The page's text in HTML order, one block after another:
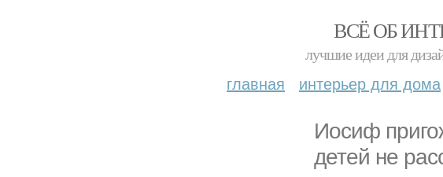
ВСЁ ОБ
лучшие идеи для
главная интерьер для дома
Иосиф
детей не